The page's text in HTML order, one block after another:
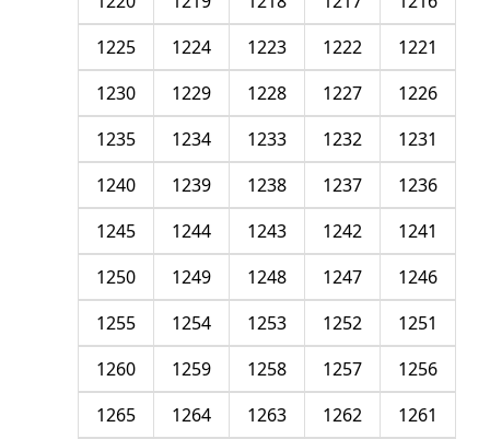
1221
1222
1223
1224
1225
1226
1227
1228
1229
1230
1231
1232
1233
1234
1235
1236
1237
1238
1239
1240
1241
1242
1243
1244
1245
1246
1247
1248
1249
1250
1251
1252
1253
1254
1255
1256
1257
1258
1259
1260
1261
1262
1263
1264
1265